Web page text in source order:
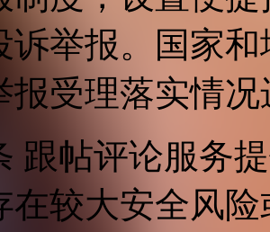
诉举报。国家
报受理落实情
跟帖评论服务
在较大安全风